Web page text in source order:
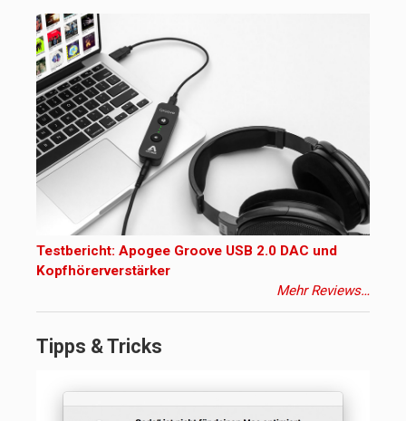
Testbericht: Apogee Groove USB 2.0 DAC und
Kopfhörerverstärker
Mehr Reviews…
Tipps & Tricks